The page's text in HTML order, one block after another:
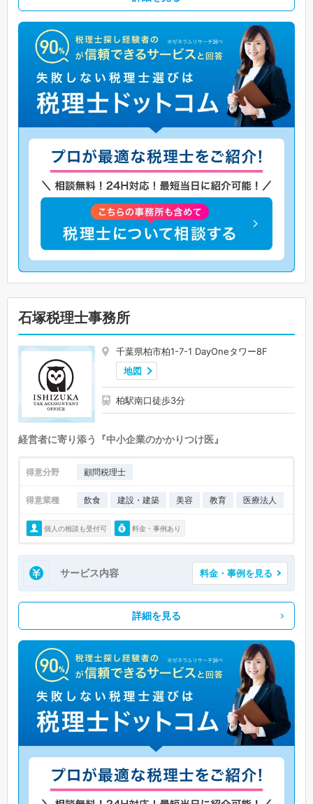
石塚税理士事務所
千葉県柏市柏1-7-1 DayOneタワー8F
地図
柏駅南口徒歩3分
経営者に寄り添う『中小企業のかかりつけ医』
得意分野 顧問税理士
得意業種 飲食 建設・建築 美容 教育 医療法人
個人の相談も受付可 料金・事例あり
サービス内容 料金・事例を見る
詳細を見る